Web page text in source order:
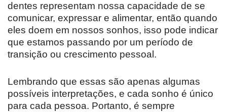
dentes representam nossa capacidade de se
comunicar, expressar e alimentar, então quando
eles doem em nossos sonhos, isso pode indicar
que estamos passando por um período de
transição ou crescimento pessoal.
Lembrando que essas são apenas algumas
possíveis interpretações, e cada sonho é único
para cada pessoa. Portanto, é sempre